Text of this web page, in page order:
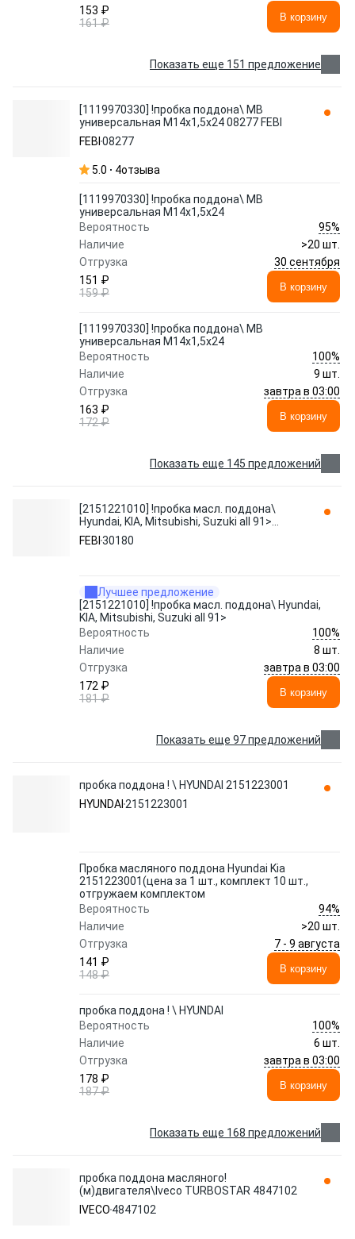
153 ₽
161 ₽
В корзину
Показать еще 151 предложение
[1119970330] !пробка поддона\ MB
универсальная М14x1,5x24 08277 FEBI
FEBI 08277
5.0 4отзыва
[1119970330] !пробка поддона\ MB
универсальная М14x1,5x24
Вероятность
95%
Наличие
>20 шт.
Отгрузка
30 сентября
151 ₽
159 ₽
В корзину
[1119970330] !пробка поддона\ MB
универсальная М14x1,5x24
Вероятность
100%
Наличие
9 шт.
Отгрузка
завтра в 03:00
163 ₽
172 ₽
В корзину
Показать еще 145 предложений
[2151221010] !пробка масл. поддона\
Hyundai, KIA, Mitsubishi, Suzuki all 91>
30180 FEBI
FEBI 30180
Лучшее предложение
[2151221010] !пробка масл. поддона\ Hyundai,
KIA, Mitsubishi, Suzuki all 91>
Вероятность
100%
Наличие
8 шт.
Отгрузка
завтра в 03:00
172 ₽
181 ₽
В корзину
Показать еще 97 предложений
пробка поддона ! \ HYUNDAI 2151223001
HYUNDAI 2151223001
Пробка масляного поддона Hyundai Kia
2151223001(цена за 1 шт., комплект 10 шт.,
отгружаем комплектом
Вероятность
94%
Наличие
>20 шт.
Отгрузка
7 - 9 августа
141 ₽
148 ₽
В корзину
пробка поддона ! \ HYUNDAI
Вероятность
100%
Наличие
6 шт.
Отгрузка
завтра в 03:00
178 ₽
187 ₽
В корзину
Показать еще 168 предложений
пробка поддона масляного!
(м)двигателя\Iveco TURBOSTAR 4847102
IVECO 4847102